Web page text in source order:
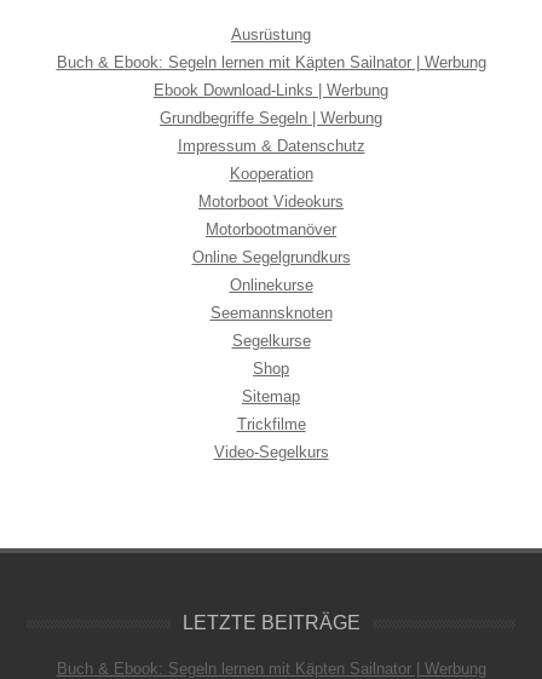
Ausrüstung
Buch & Ebook: Segeln lernen mit Käpten Sailnator | Werbung
Ebook Download-Links | Werbung
Grundbegriffe Segeln | Werbung
Impressum & Datenschutz
Kooperation
Motorboot Videokurs
Motorbootmanöver
Online Segelgrundkurs
Onlinekurse
Seemannsknoten
Segelkurse
Shop
Sitemap
Trickfilme
Video-Segelkurs
LETZTE BEITRÄGE
Buch & Ebook: Segeln lernen mit Käpten Sailnator | Werbung